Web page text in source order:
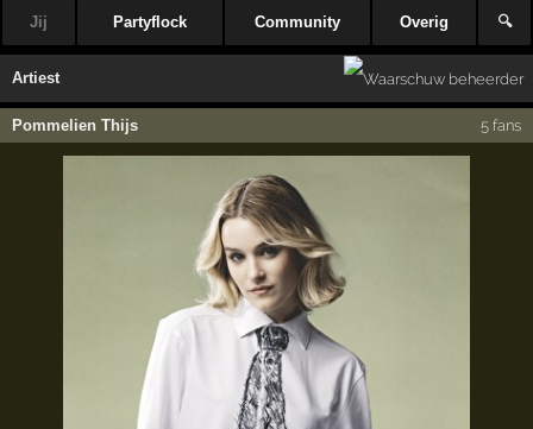
Jij Partyflock Community Overig 🔍
Artiest
Pommelien Thijs 5 fans